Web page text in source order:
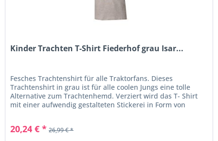
Kinder Trachten T-Shirt Fiederhof grau Isar...
Fesches Trachtenshirt für alle Traktorfans. Dieses
Trachtenshirt in grau ist für alle coolen Jungs eine tolle
Alternative zum Trachtenhemd. Verziert wird das T- Shirt
mit einer aufwendig gestalteten Stickerei in Form von
20,24 € * 26,99 € *